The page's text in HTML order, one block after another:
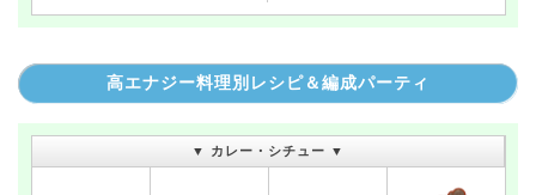
高エナジー料理別レシピ＆編成パーティ
▼ カレー・シチュー ▼